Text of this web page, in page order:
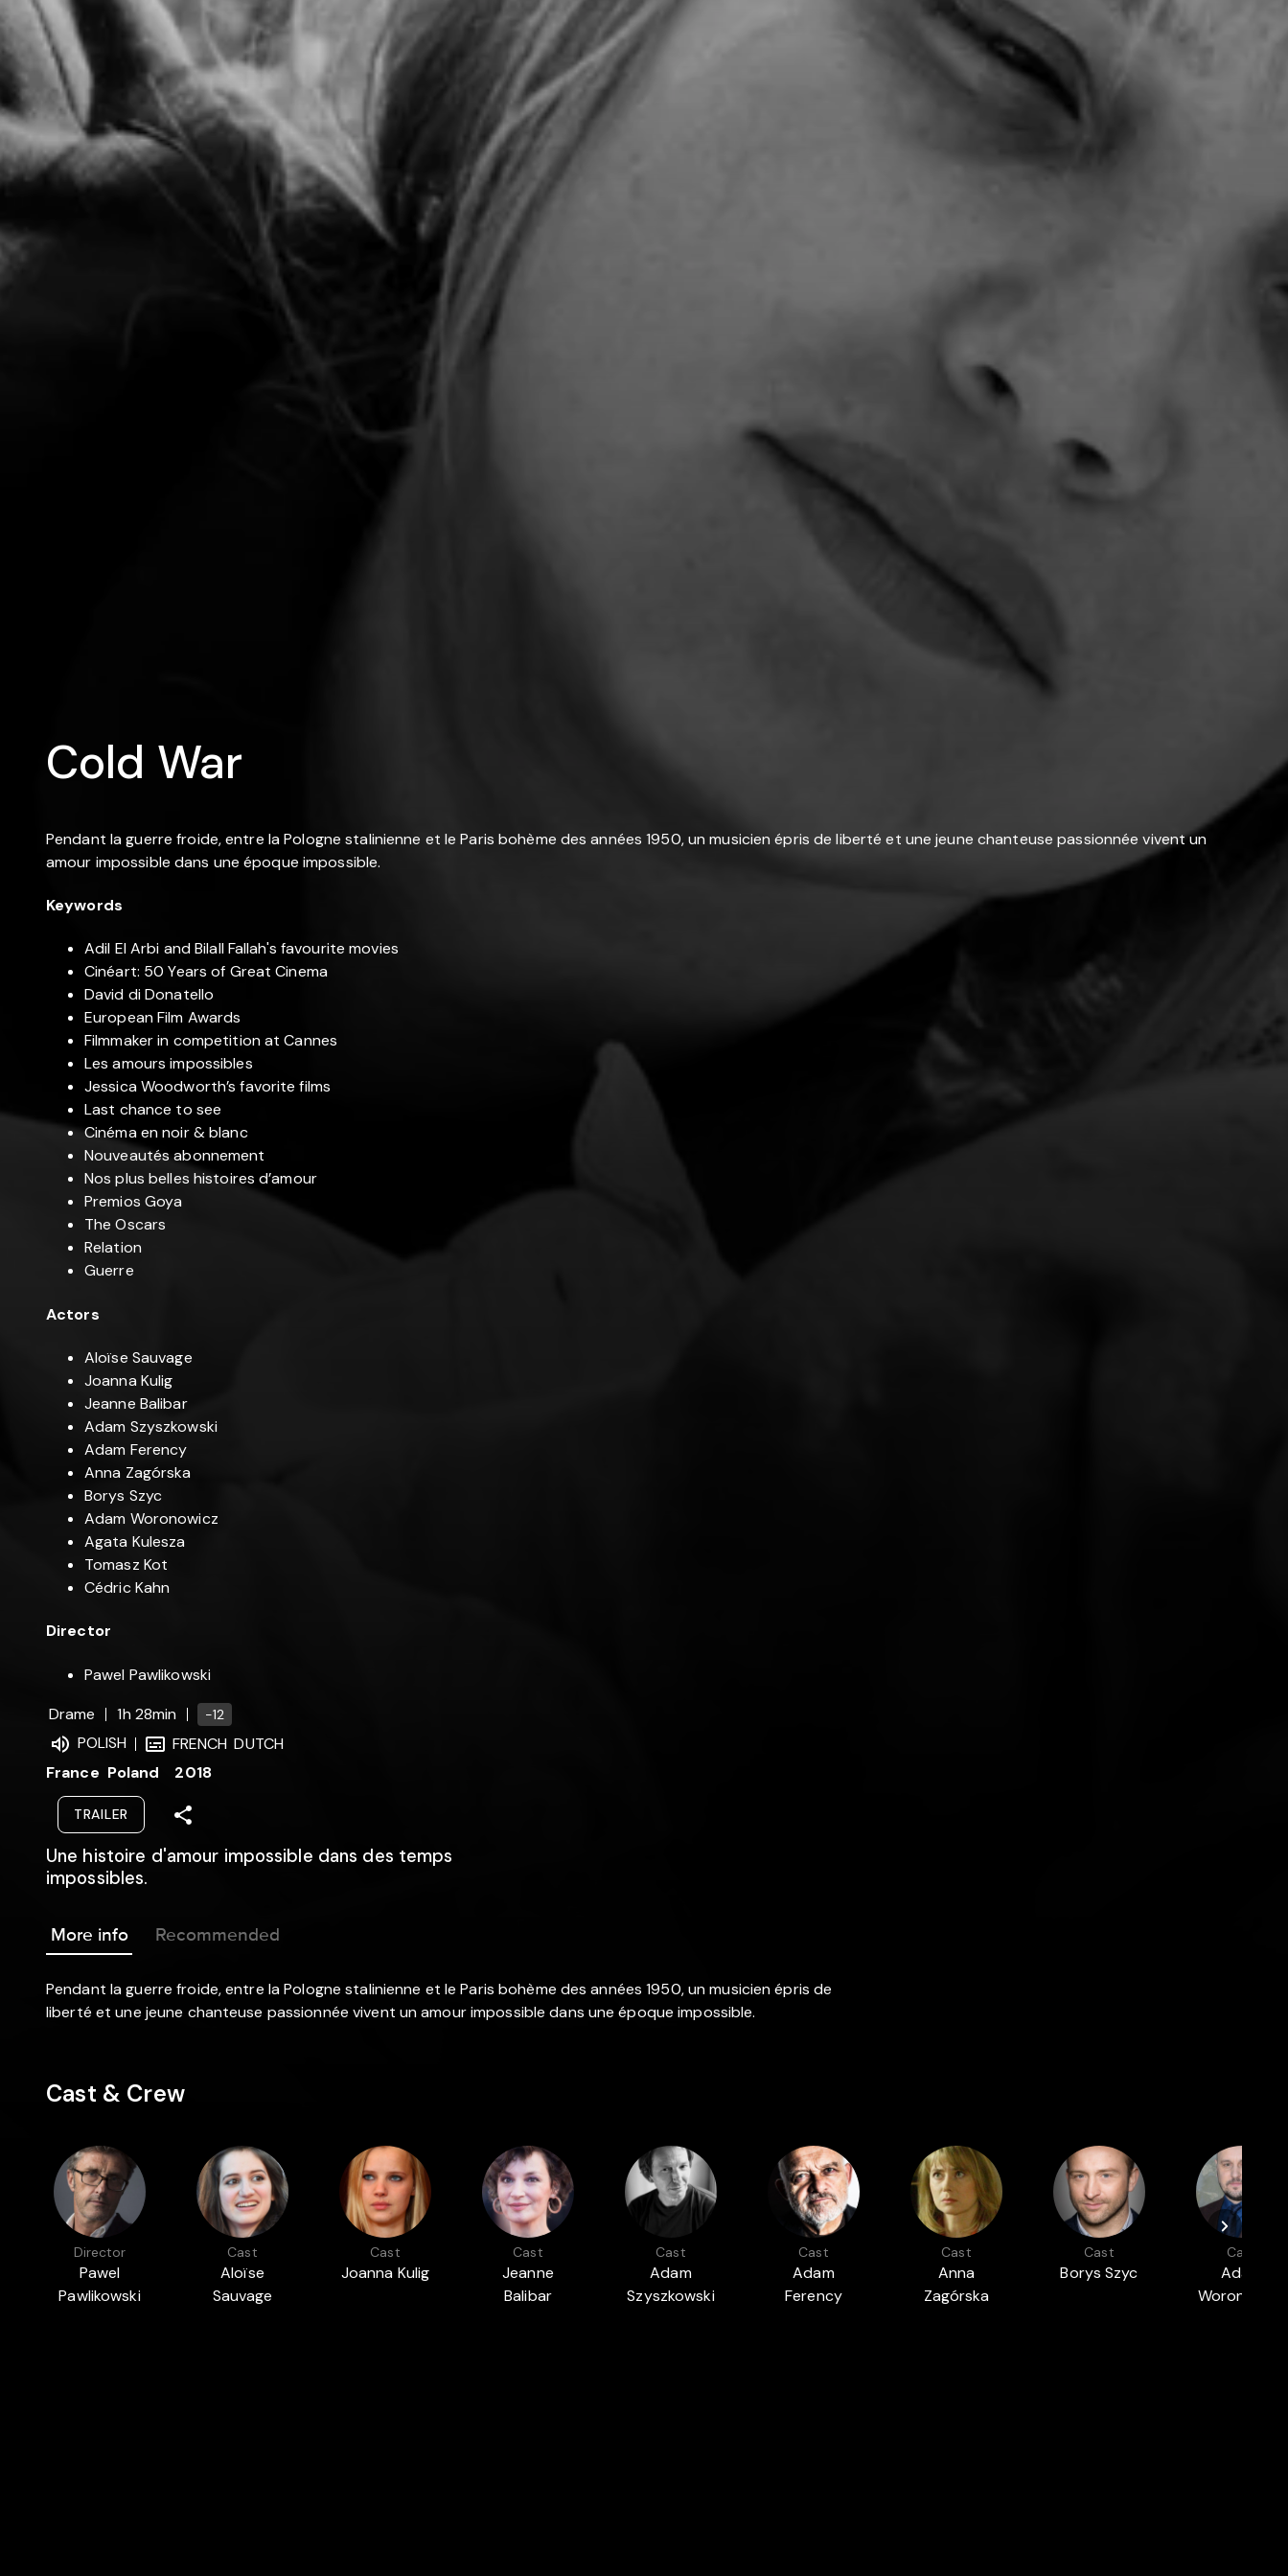
Cold War
Pendant la guerre froide, entre la Pologne stalinienne et le Paris bohème des années 1950, un musicien épris de liberté et une jeune chanteuse passionnée vivent un
amour impossible dans une époque impossible.
Keywords
Adil El Arbi and Bilall Fallah's favourite movies
Cinéart: 50 Years of Great Cinema
David di Donatello
European Film Awards
Filmmaker in competition at Cannes
Les amours impossibles
Jessica Woodworth’s favorite films
Last chance to see
Cinéma en noir & blanc
Nouveautés abonnement
Nos plus belles histoires d’amour
Premios Goya
The Oscars
Relation
Guerre
Actors
Aloïse Sauvage
Joanna Kulig
Jeanne Balibar
Adam Szyszkowski
Adam Ferency
Anna Zagórska
Borys Szyc
Adam Woronowicz
Agata Kulesza
Tomasz Kot
Cédric Kahn
Director
Pawel Pawlikowski
Drame
1h 28min -12
POLISH FRENCH DUTCH
France Poland 2018
TRAILER
Une histoire d'amour impossible dans des temps
impossibles.
More info Recommended
Pendant la guerre froide, entre la Pologne stalinienne et le Paris bohème des années 1950, un musicien épris de
liberté et une jeune chanteuse passionnée vivent un amour impossible dans une époque impossible.
Cast & Crew
Director
Pawel
Pawlikowski
Cast
Aloïse
Sauvage
Cast
Joanna Kulig
Cast
Jeanne
Balibar
Cast
Adam
Szyszkowski
Cast
Adam
Ferency
Cast
Anna
Zagórska
Cast
Borys Szyc
Cast
Adam
Woronowicz